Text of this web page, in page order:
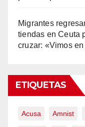
Migrantes
tiendas en Ceuta
cruzar: «Vimos
ETIQUETAS
Acusa Amnist